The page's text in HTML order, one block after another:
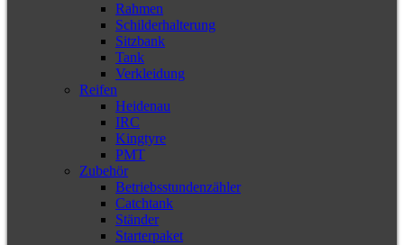
Rahmen
Schilderhalterung
Sitzbank
Tank
Verkleidung
Reifen
Heidenau
IRC
Kingtyre
PMT
Zubehör
Betriebsstundenzähler
Catchtank
Ständer
Starterpaket